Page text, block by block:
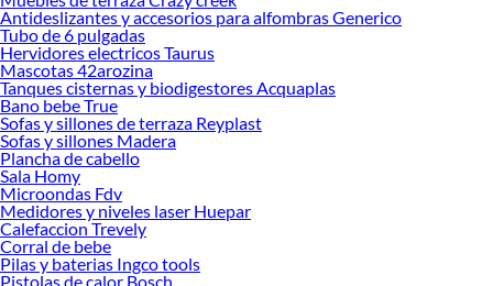
Antideslizantes y accesorios para alfombras Generico
Tubo de 6 pulgadas
Hervidores electricos Taurus
Mascotas 42arozina
Tanques cisternas y biodigestores Acquaplas
Bano bebe True
Sofas y sillones de terraza Reyplast
Sofas y sillones Madera
Plancha de cabello
Sala Homy
Microondas Fdv
Medidores y niveles laser Huepar
Calefaccion Trevely
Corral de bebe
Pilas y baterias Ingco tools
Pistolas de calor Bosch